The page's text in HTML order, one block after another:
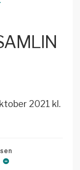
2021 kl.